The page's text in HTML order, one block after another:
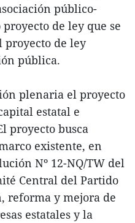
público-
de ley que se
proyecto de ley
pública.
plenaria el proyecto
estatal e
proyecto busca
existente, en
Nº 12-NQ/TW del
Central del Partido
reforma y mejora de
estatales y la